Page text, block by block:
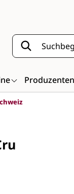
Produzenten